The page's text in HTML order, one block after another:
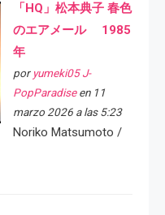
「HQ」松本典子 春色
のエアメール 1985
年
por yumeki05 J-
PopParadiseen 11
marzo 2026 a las 5:23
Noriko Matsumoto /